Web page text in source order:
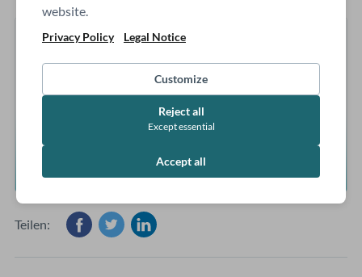
website.
Privacy Policy Legal Notice
Customize
Reject all
Except essential
Accept all
Teilen: